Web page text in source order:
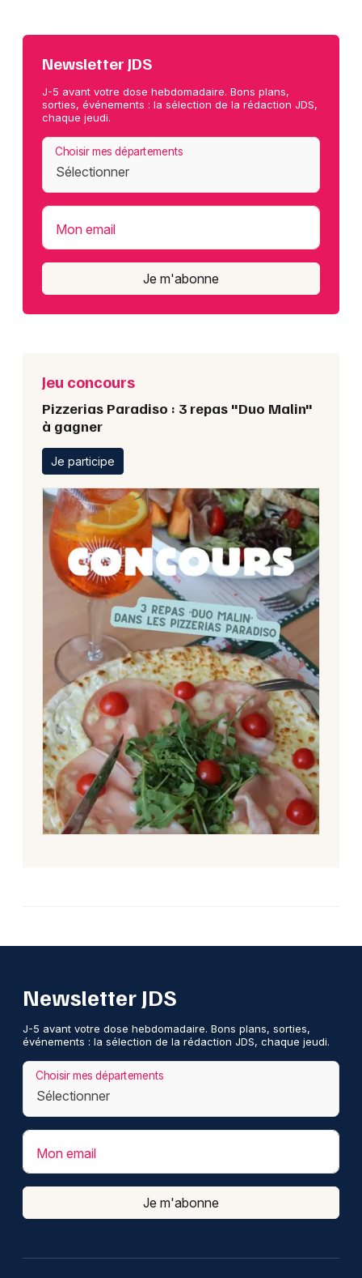
Newsletter JDS
J-5 avant votre dose hebdomadaire. Bons plans,
sorties, événements : la sélection de la rédaction JDS,
chaque jeudi.
Choisir mes départements
Mon email
Je m'abonne
Jeu concours
Pizzerias Paradiso : 3 repas "Duo Malin"
à gagner
Je participe
Newsletter JDS
J-5 avant votre dose hebdomadaire. Bons plans, sorties,
événements : la sélection de la rédaction JDS, chaque jeudi.
Choisir mes départements
Mon email
Je m'abonne